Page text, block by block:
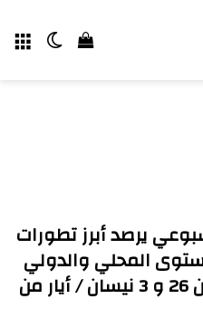
إستعراض
يرصد أبرز تطورات
المحلي والدولي
في الفترة الممتدة ما بين 26 و 3 نيسان / أيار من